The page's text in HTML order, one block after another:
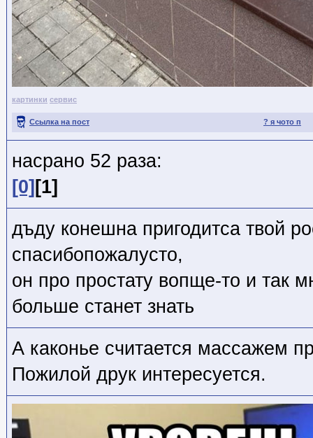
картинки сервис
? я чото п
Ссылка на пост
насрано 52 раза:
[0] [1]
дъду конешна пригодитса твой
спасибопожалусто,
он про простату вопще-то и так
больше станет знать
А каконье считается массажем
Пожилой друк интересуется.